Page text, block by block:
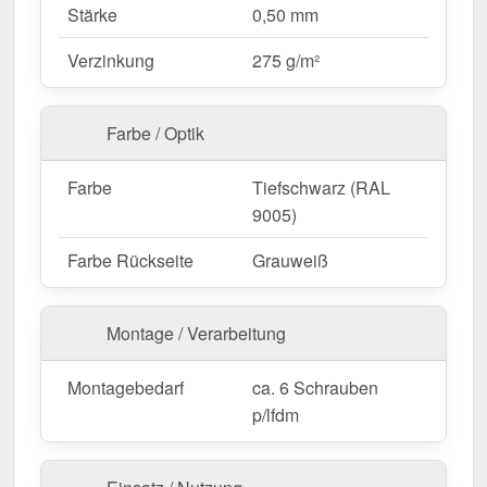
Ideal für folgende Anwendungen:
Dachkehlen bei Trapez- & Wellblechen–
Dachfläche.
Wasserschäden an Dachverbindungen.
Gartenhäuser & Schuppen– Zusätzlicher
Schutz für kleine Dachflächen.
Wasserableitung für große Dachflächen.
Landwirtschaftliche Gebäude
Witterungsbeständig für Stallungen &
Maschinenhallen.
Maßanfertigung & effiziente Montage
Stärke
0,50 mm
Verzinkung
275 g/m²
Farbe / Optik
Farbe
Tiefschwarz (RAL
9005)
Farbe Rückseite
Grauweiß
Montage / Verarbeitung
Montagebedarf
ca. 6 Schrauben
p/lfdm